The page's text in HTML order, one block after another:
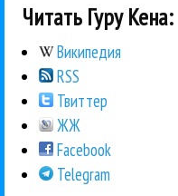
Читать Гуру Кена:
Википедия
RSS
Твиттер
ЖЖ
Facebook
Telegram